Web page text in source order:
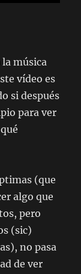
música
vídeo es
si después
para ver
(que
algo que
pero
(sic)
no pasa
de ver